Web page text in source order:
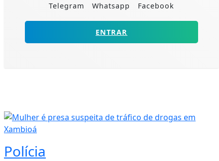
Telegram Whatsapp Facebook
ENTRAR
Polícia